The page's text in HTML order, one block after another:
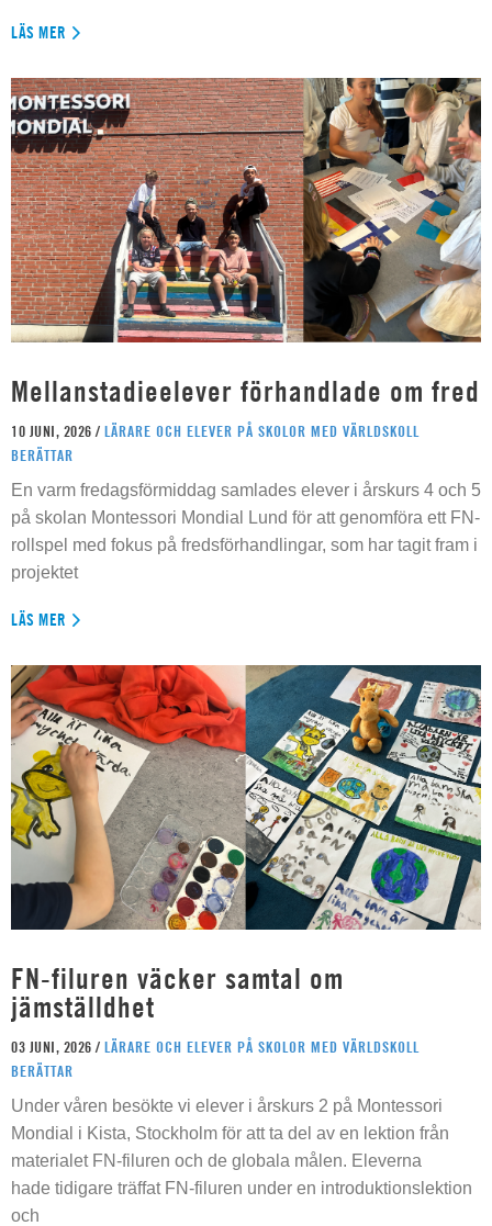
LÄS MER
Mellanstadieelever förhandlade om fred
10 JUNI, 2026 / LÄRARE OCH ELEVER PÅ SKOLOR MED VÄRLDSKOLL
BERÄTTAR
En varm fredagsförmiddag samlades elever i årskurs 4 och 5
på skolan Montessori Mondial Lund för att genomföra ett FN-
rollspel med fokus på fredsförhandlingar, som har tagit fram i
projektet
LÄS MER
FN-filuren väcker samtal om
jämställdhet
03 JUNI, 2026 / LÄRARE OCH ELEVER PÅ SKOLOR MED VÄRLDSKOLL
BERÄTTAR
Under våren besökte vi elever i årskurs 2 på Montessori
Mondial i Kista, Stockholm för att ta del av en lektion från
materialet FN-filuren och de globala målen. Eleverna
hade tidigare träffat FN-filuren under en introduktionslektion
och